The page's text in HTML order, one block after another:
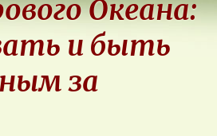
Океана:
и быть
за